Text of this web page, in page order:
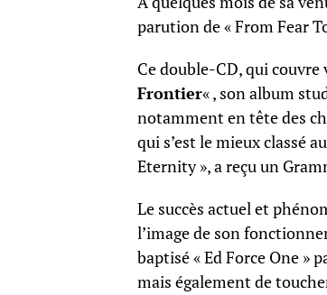
parution de « From Fear
Ce double-CD, qui
Frontier« , son album
notamment en tête des
qui s’est le mieux classé
Eternity », a reçu un
Le succès actuel et
l’image de son
baptisé « Ed Force One »
mais également de